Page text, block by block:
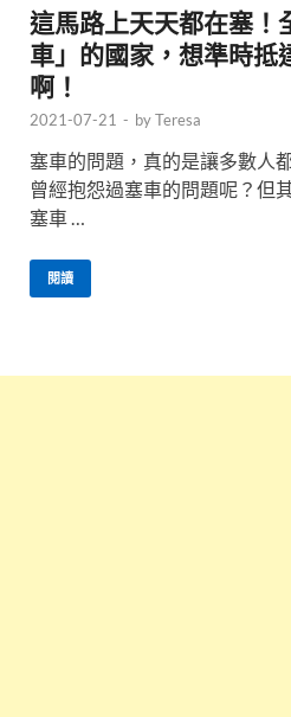
這馬路上天天都在塞！
車」的國家，想準時抵
啊！
2021-07-21 - byTeresa
塞車的問題，真的是讓多數人
曾經抱怨過塞車的問題呢？但
塞車 …
閱讀